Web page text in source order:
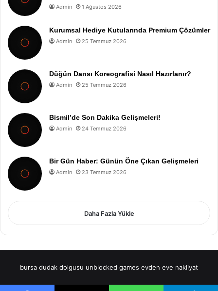
Admin 1 Ağustos 2026
Kurumsal Hediye Kutularında Premium Çözümler
Admin 25 Temmuz 2026
Düğün Dansı Koreografisi Nasıl Hazırlanır?
Admin 25 Temmuz 2026
Bismil’de Son Dakika Gelişmeleri!
Admin 24 Temmuz 2026
Bir Gün Haber: Günün Öne Çıkan Gelişmeleri
Admin 23 Temmuz 2026
Daha Fazla Yükle
bursa dudak dolgusu unblocked games evden eve nakliyat